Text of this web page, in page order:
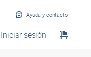
Ayuda y contacto
Iniciar sesión